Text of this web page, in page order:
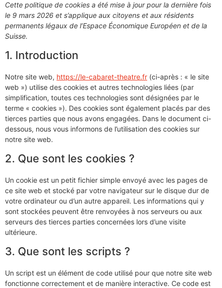
Cette politique de cookies a été mise à jour pour la dernière fois
le 9 mars 2026 et s’applique aux citoyens et aux résidents
permanents légaux de l’Espace Économique Européen et de la
Suisse.
1. Introduction
Notre site web, https://le-cabaret-theatre.fr (ci-après : « le site
web ») utilise des cookies et autres technologies liées (par
simplification, toutes ces technologies sont désignées par le
terme « cookies »). Des cookies sont également placés par des
tierces parties que nous avons engagées. Dans le document ci-
dessous, nous vous informons de l’utilisation des cookies sur
notre site web.
2. Que sont les cookies ?
Un cookie est un petit fichier simple envoyé avec les pages de
ce site web et stocké par votre navigateur sur le disque dur de
votre ordinateur ou d’un autre appareil. Les informations qui y
sont stockées peuvent être renvoyées à nos serveurs ou aux
serveurs des tierces parties concernées lors d’une visite
ultérieure.
3. Que sont les scripts ?
Un script est un élément de code utilisé pour que notre site web
fonctionne correctement et de manière interactive. Ce code est